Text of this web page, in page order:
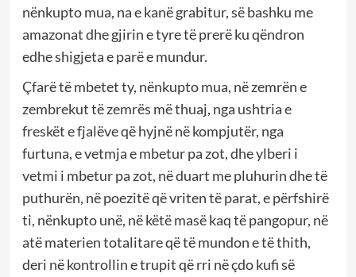
nënkupto mua, na e kanë grabitur, së bashku me
amazonat dhe gjirin e tyre të prerë ku qëndron
edhe shigjeta e parë e mundur.
Çfarë të mbetet ty, nënkupto mua, në zemrën e
zembrekut të zemrës më thuaj, nga ushtria e
freskët e fjalëve që hyjnë në kompjutër, nga
furtuna, e vetmja e mbetur pa zot, dhe ylberi i
vetmi i mbetur pa zot, në duart me pluhurin dhe të
puthurën, në poezitë që vriten të parat, e përfshirë
ti, nënkupto unë, në këtë masë kaq të pangopur, në
atë materien totalitare që të mundon e të thith,
deri në kontrollin e trupit që rri në çdo kufi së